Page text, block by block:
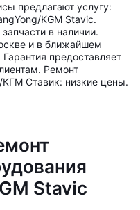
предлагают услугу:
KGM Stavic.
в наличии.
и в ближайшем
предоставляет
Ремонт
КГМ Ставик: низкие цены.
Stavic